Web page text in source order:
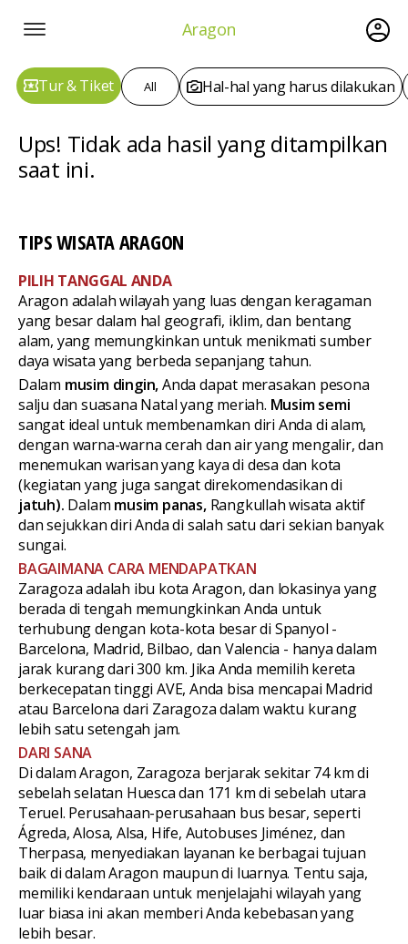
Aragon
Tur & Tiket All Hal-hal yang harus dilakukan
Ups! Tidak ada hasil yang ditampilkan
saat ini.
TIPS WISATA ARAGON
PILIH TANGGAL ANDA
Aragon adalah wilayah yang luas dengan keragaman
yang besar dalam hal geografi, iklim, dan bentang
alam, yang memungkinkan untuk menikmati sumber
daya wisata yang berbeda sepanjang tahun.
Dalam musim dingin,Anda dapat merasakan pesona
salju dan suasana Natal yang meriah. Musim semi
sangat ideal untuk membenamkan diri Anda di alam,
dengan warna-warna cerah dan air yang mengalir, dan
menemukan warisan yang kaya di desa dan kota
(kegiatan yang juga sangat direkomendasikan di
jatuh). Dalam musim panas,Rangkullah wisata aktif
dan sejukkan diri Anda di salah satu dari sekian banyak
sungai.
BAGAIMANA CARA MENDAPATKAN
Zaragoza adalah ibu kota Aragon, dan lokasinya yang
berada di tengah memungkinkan Anda untuk
terhubung dengan kota-kota besar di Spanyol -
Barcelona, Madrid, Bilbao, dan Valencia - hanya dalam
jarak kurang dari 300 km. Jika Anda memilih kereta
berkecepatan tinggi AVE, Anda bisa mencapai Madrid
atau Barcelona dari Zaragoza dalam waktu kurang
lebih satu setengah jam.
DARI SANA
Di dalam Aragon, Zaragoza berjarak sekitar 74 km di
sebelah selatan Huesca dan 171 km di sebelah utara
Teruel. Perusahaan-perusahaan bus besar, seperti
Ágreda, Alosa, Alsa, Hife, Autobuses Jiménez, dan
Therpasa, menyediakan layanan ke berbagai tujuan
baik di dalam Aragon maupun di luarnya. Tentu saja,
memiliki kendaraan untuk menjelajahi wilayah yang
luar biasa ini akan memberi Anda kebebasan yang
lebih besar.